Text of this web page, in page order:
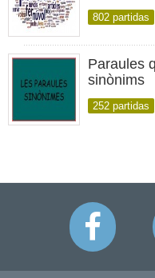
802 partidas
Paraules
sinònims
252 partidas